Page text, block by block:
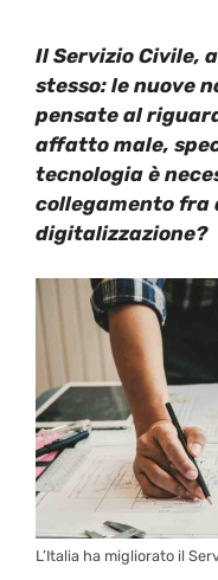
Il Servizio Civile,
stesso: le nuove
pensate al
affatto male,
tecnologia è
collegamento fra
digitalizzazione?
L’Italia ha migliorato il